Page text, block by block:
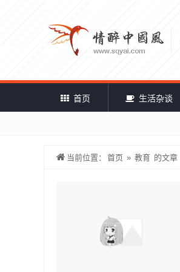
首页 生活杂谈
当前位置： 首页 » 教育 的文章